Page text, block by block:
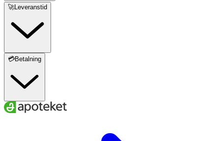
🚀Leveranstid
💳Betalning